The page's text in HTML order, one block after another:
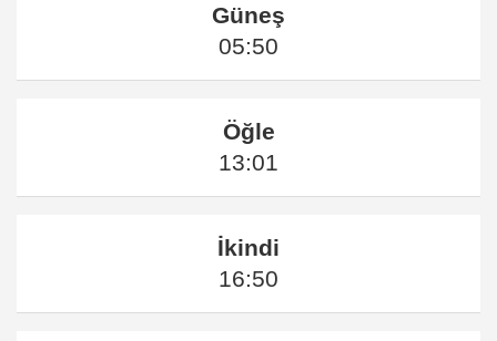
Güneş
05:50
Öğle
13:01
İkindi
16:50